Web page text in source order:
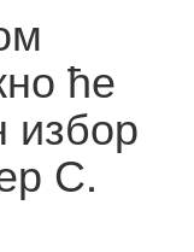
ће
избор
С.